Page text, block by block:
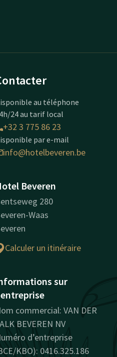
au téléphone
24 au tarif local
+32 3 775 86 23
par e-mail
info@hotelbeveren.be
Beveren
280
Waas
Calculer un itinéraire
sur
commercial: VAN DER
BEVEREN NV
d’entreprise
KBO): 0416.325.186